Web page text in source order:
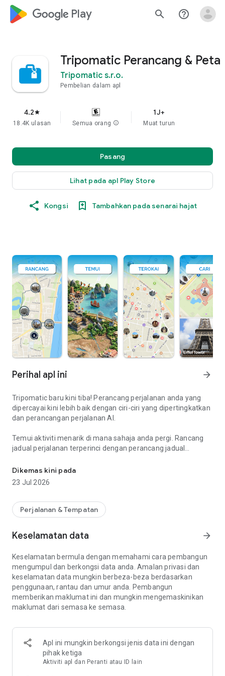
google_logo Play search help_outline
Tripomatic Perancang & Peta
Tripomatic s.r.o.
Pembelian dalam apl
4.2star
18.4K ulasan Semua orang info
1J+
Muat turun
Pasang
Lihat pada apl Play Store
Kongsi Tambahkan pada senarai hajat
Perihal apl ini arrow_forward
Tripomatic baru kini tiba! Perancang perjalanan anda yang
dipercayai kini lebih baik dengan ciri-ciri yang dipertingkatkan
dan perancangan perjalanan AI.
Temui aktiviti menarik di mana sahaja anda pergi. Rancang
jadual perjalanan terperinci dengan perancang jadual
dengan panduan perjalanan yang berguna. Aplikasi
perancangan semua-dalam-satu terbaik untuk setiap
PERANCANG PERJALANAN AI
Cipta jadual perjalanan harian yang terperinci untuk
mudah digunakan. Dapatkan bantuan AI untuk perancangan
perjalanan dan jarak berjalan kaki untuk memastikan
rancangan anda realistik. Jemput rakan untuk bekerjasama
dalam perjalanan anda. Jejak kos dan tambah nota untuk
memastikan semuanya di hujung jari anda.
PETA LUAR, MUSIM SEJUK, DAN SATELIT
peta musim sejuk yang sesuai untuk bermain ski, dan peta
satelit.
PETA LUAR TALIAN SELURUH DUNIA
Dikemas kini pada
23 Jul 2026
Perjalanan & Tempatan
Keselamatan data arrow_forward
Keselamatan bermula dengan memahami cara pembangun
mengumpul dan berkongsi data anda. Amalan privasi dan
keselamatan data mungkin berbeza-beza berdasarkan
penggunaan, rantau dan umur anda. Pembangun
memberikan maklumat ini dan mungkin mengemaskinikan
maklumat dari semasa ke semasa.
Apl ini mungkin berkongsi jenis data ini dengan
pihak ketiga
Aktiviti apl dan Peranti atau ID lain